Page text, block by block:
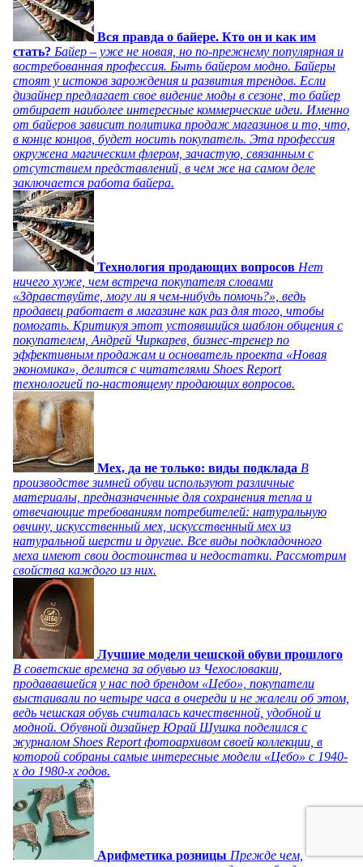
Вся правда о байере. Кто он и как им
стать? Байер – уже не новая, но по-прежнему популярная и
востребованная профессия. Быть байером модно. Байеры
стоят у истоков зарождения и развития трендов. Если
дизайнер предлагает свое видение моды в сезоне, то байер
отбирает наиболее интересные коммерческие идеи. Именно
от байеров зависит политика продаж магазинов и то, что,
в конце концов, будет носить покупатель. Эта профессия
окружена магическим флером, зачастую, связанным с
отсутствием представлений, в чем же на самом деле
заключается работа байера.
Технология продающих вопросов Нет
ничего хуже, чем встреча покупателя словами
«Здравствуйте, могу ли я чем-нибудь помочь?», ведь
продавец работает в магазине как раз для того, чтобы
помогать. Критикуя этот устоявшийся шаблон общения с
покупателем, Андрей Чиркарев, бизнес-тренер по
эффективным продажам и основатель проекта «Новая
экономика», делится с читателями Shoes Report
технологией по-настоящему продающих вопросов.
Мех, да не только: виды подклада В
производстве зимней обуви используют различные
материалы, предназначенные для сохранения тепла и
отвечающие требованиям потребителей: натуральную
овчину, искусственный мех, искусственный мех из
натуральной шерсти и другие. Все виды подкладочного
меха имеют свои достоинства и недостатки. Рассмотрим
свойства каждого из них.
Лучшие модели чешской обуви прошлого
В советские времена за обувью из Чехословакии,
продававшейся у нас под брендом «Цебо», покупатели
выстаивали по четыре часа в очереди и не жалели об этом,
ведь чешская обувь считалась качественной, удобной и
модной. Обувной дизайнер Юрай Шушка поделился с
журналом Shoes Report фотоархивом своей коллекции, в
которой собраны самые интересные модели «Цебо» с 1940-
х до 1980-х годов.
Арифметика розницы Прежде чем,